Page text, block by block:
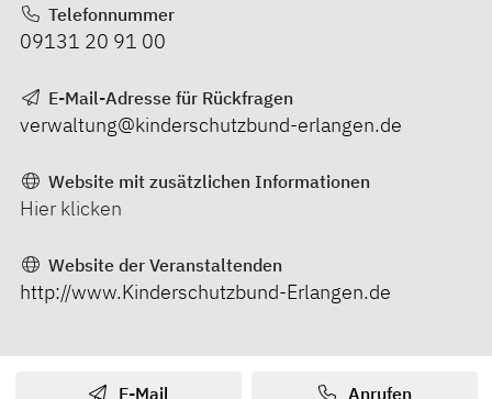
Telefonnummer
09131 20 91 00
E-Mail-Adresse für Rückfragen
verwaltung@kinderschutzbund-erlangen.de
Website mit zusätzlichen Informationen
Hier klicken
Website der Veranstaltenden
http://www.Kinderschutzbund-Erlangen.de
E-Mail Anrufen